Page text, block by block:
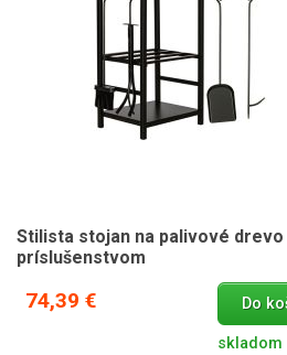
Stilista stojan na palivové drevo
príslušenstvom
74,39 € Do
skladom